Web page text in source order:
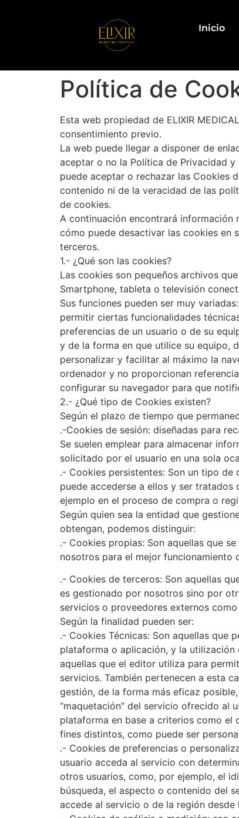
Inicio
Política de
Esta web propiedad de ELIXIR
consentimiento previo.
La web puede llegar a disponer de
aceptar o no la Política de Privacidad
puede aceptar o rechazar las Cookies
contenido ni de la veracidad de las
de cookies.
A continuación encontrará información
cómo puede desactivar las cookies en
terceros.
1.- ¿Qué son las cookies?
Las cookies son pequeños archivos
Smartphone, tableta o televisión
Sus funciones pueden ser muy
permitir ciertas funcionalidades
preferencias de un usuario o de su
y de la forma en que utilice su equipo,
personalizar y facilitar al máximo la
ordenador y no proporcionan
configurar su navegador para que
2.- ¿Qué tipo de Cookies existen?
Según el plazo de tiempo que
.-Cookies de sesión: diseñadas para
Se suelen emplear para almacenar
solicitado por el usuario en una sola
.- Cookies persistentes: Son un tipo
puede accederse a ellos y ser
ejemplo en el proceso de compra o
Según quien sea la entidad que
obtengan, podemos distinguir:
.- Cookies propias: Son aquellas que
nosotros para el mejor funcionamiento
.- Cookies de terceros: Son aquellas
es gestionado por nosotros sino por
servicios o proveedores externos
Según la finalidad pueden ser:
.- Cookies Técnicas: Son aquellas que
plataforma o aplicación, y la
aquellas que el editor utiliza para
servicios. También pertenecen a esta
gestión, de la forma más eficaz
“maquetación” del servicio ofrecido al
plataforma en base a criterios como el
fines distintos, como puede ser
.- Cookies de preferencias o
usuario acceda al servicio con
otros usuarios, como, por ejemplo, el
búsqueda, el aspecto o contenido del
accede al servicio o de la región